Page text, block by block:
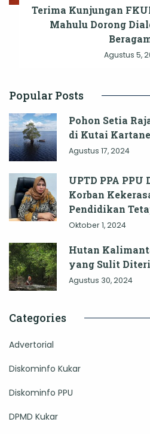
Terima Kunjungan
Mahulu Dorong
Agustus 5,
Popular Posts
Pohon Setia
di Kutai
Agustus 17, 2024
UPTD PPA
Korban
Pendidikan
Oktober 1, 2024
Hutan
yang Sulit
Agustus 30, 2024
Categories
Advertorial
Diskominfo Kukar
Diskominfo PPU
DPMD Kukar